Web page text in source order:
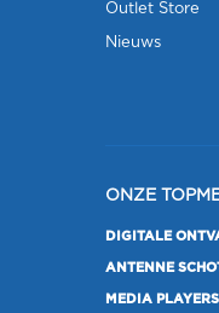
Outlet Store
Nieuws
ONZE
DIGITALE
ANTENNE
MEDIA